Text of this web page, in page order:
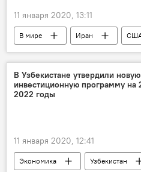
11 января 2020, 13:11
В мире Иран
Instagram
facebook
В Узбекистане утвердили новую
инвестиционную программу на
2022 годы
11 января 2020, 12:41
Экономика
Узбекистан